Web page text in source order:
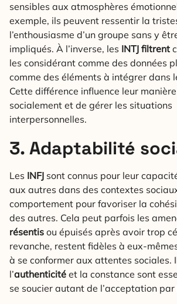
sensibles aux atmosphères
exemple, ils peuvent ressentir la
l’enthousiasme d’un groupe sans y
impliqués. À l’inverse, les INTJ filtrent
les considérant comme des données
comme des éléments à intégrer dans
Cette différence influence leur
socialement et de gérer les situations
interpersonnelles.
3. Adaptabilité
Les INFJ sont connus pour leur
aux autres dans des contextes
comportement pour favoriser la
des autres. Cela peut parfois les
résentis ou épuisés après avoir trop
revanche, restent fidèles à eux-
à se conformer aux attentes sociales.
l’authenticité et la constance sont
se soucier autant de l’acceptation par